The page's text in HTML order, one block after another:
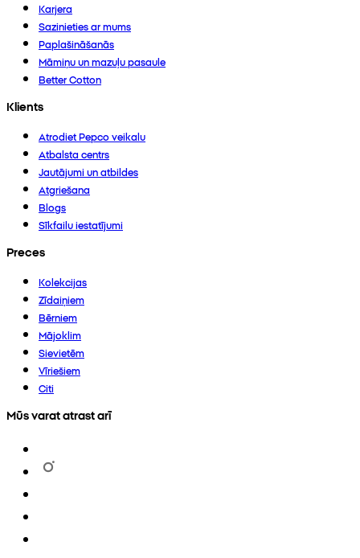
Karjera
Sazinieties ar mums
Paplašināšanās
Māmiņu un mazuļu pasaule
Better Cotton
Klients
Atrodiet Pepco veikalu
Atbalsta centrs
Jautājumi un atbildes
Atgriešana
Blogs
Sīkfailu iestatījumi
Preces
Kolekcijas
Zīdaiņiem
Bērniem
Mājoklim
Sievietēm
Vīriešiem
Citi
Mūs varat atrast arī